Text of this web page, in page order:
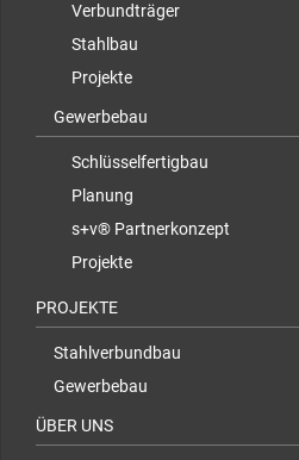
Verbundträger
Stahlbau
Projekte
Gewerbebau
Schlüsselfertigbau
Planung
s+v® Partnerkonzept
Projekte
PROJEKTE
Stahlverbundbau
Gewerbebau
ÜBER UNS